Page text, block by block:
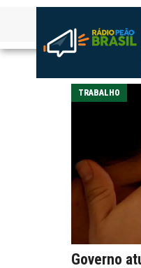
TRABALHO
Governo